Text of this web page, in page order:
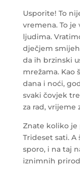
Usporite! To
vremena. To je
ljudima.
dječjem
da ih brzinski
mrežama. Kao
dana i noći,
svaki čovjek
za rad, vrijeme
Znate koliko je
Trideset sati. A
sporo, i na taj
iznimnih